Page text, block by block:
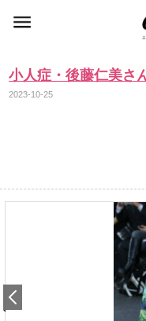
小人症・後藤仁美さ
2023-10-25